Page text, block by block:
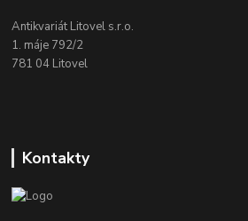
Antikvariát Litovel s.r.o.
1. máje 792/2
781 04 Litovel
Kontakty